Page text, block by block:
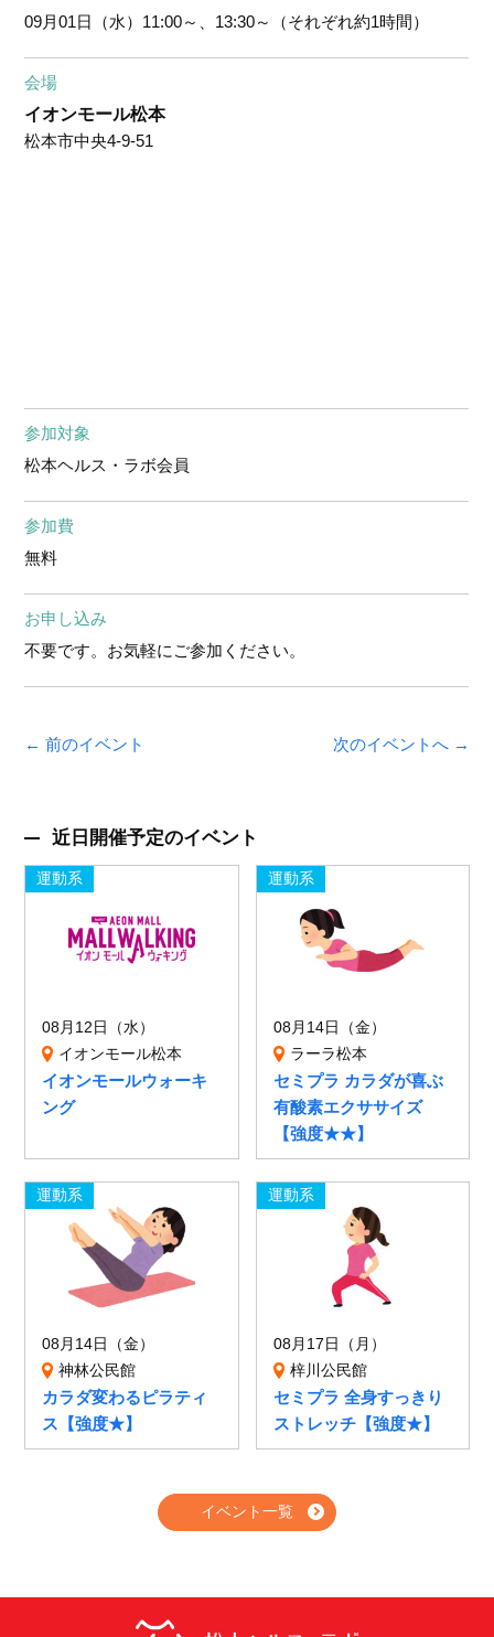
09月01日（水） 11:00～、13:30～（それぞれ約1時間）
会場
イオンモール松本
松本市中央4-9-51
参加対象
松本ヘルス・ラボ会員
参加費
無料
お申し込み
不要です。お気軽にご参加ください。
← 前のイベント 次のイベントへ →
近日開催予定のイベント
運動系
08月12日（水）
イオンモール松本
イオンモールウォーキ
ング
運動系
08月14日（金）
ラーラ松本
セミプラ カラダが喜ぶ
有酸素エクササイズ
【強度★★】
運動系
08月14日（金）
神林公民館
カラダ変わるピラティ
ス【強度★】
運動系
08月17日（月）
梓川公民館
セミプラ 全身すっきり
ストレッチ【強度★】
イベント一覧